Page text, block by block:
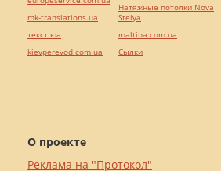
О проекте
Реклама на "Протокол"
mk-translations.ua
текст юа
kievperevod.com.ua
Натяжные потолки Nova
Stelya
maltina.com.ua
Cылки